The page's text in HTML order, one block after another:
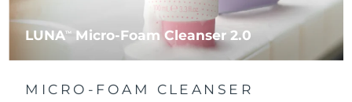
LUNATM Micro-Foam Cleanser 2.0
MICRO-FOAM CLEANSER